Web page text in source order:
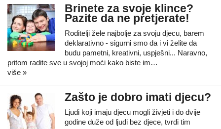
Brinete za svoje klince?
Pazite da ne pretjerate!
Roditelji žele najbolje za svoju djecu, barem
deklarativno - sigurni smo da i vi želite da
budu pametni, kreativni, uspješni... Naravno,
pritom radite sve u svojoj moći kako biste im…
više »
Zašto je dobro imati djecu?
Ljudi koji imaju djecu mogli živjeti i do dvije
godine duže od ljudi bez djece, tvrdi tim